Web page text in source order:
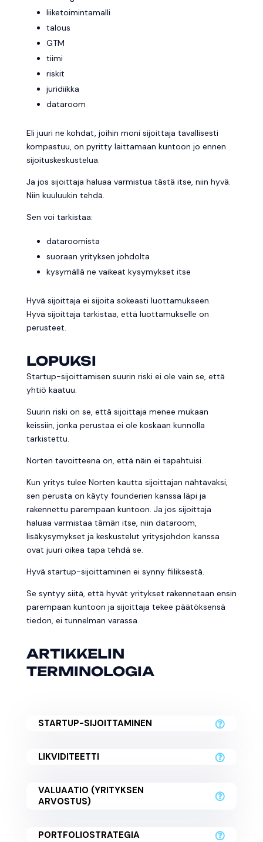
liiketoimintamalli
talous
GTM
tiimi
riskit
juridiikka
dataroom
Eli juuri ne kohdat, joihin moni sijoittaja tavallisesti
kompastuu, on pyritty laittamaan kuntoon jo ennen
sijoituskeskustelua.
Ja jos sijoittaja haluaa varmistua tästä itse, niin hyvä.
Niin kuuluukin tehdä.
Sen voi tarkistaa:
dataroomista
suoraan yrityksen johdolta
kysymällä ne vaikeat kysymykset itse
Hyvä sijoittaja ei sijoita sokeasti luottamukseen.
Hyvä sijoittaja tarkistaa, että luottamukselle on
perusteet.
LOPUKSI
Startup-sijoittamisen suurin riski ei ole vain se, että
yhtiö kaatuu.
Suurin riski on se, että sijoittaja menee mukaan
keissiin, jonka perustaa ei ole koskaan kunnolla
tarkistettu.
Norten tavoitteena on, että näin ei tapahtuisi.
Kun yritys tulee Norten kautta sijoittajan nähtäväksi,
sen perusta on käyty founderien kanssa läpi ja
rakennettu parempaan kuntoon. Ja jos sijoittaja
haluaa varmistaa tämän itse, niin dataroom,
lisäkysymykset ja keskustelut yritysjohdon kanssa
ovat juuri oikea tapa tehdä se.
Hyvä startup-sijoittaminen ei synny fiiliksestä.
Se syntyy siitä, että hyvät yritykset rakennetaan ensin
parempaan kuntoon ja sijoittaja tekee päätöksensä
tiedon, ei tunnelman varassa.
ARTIKKELIN
TERMINOLOGIA
STARTUP-SIJOITTAMINEN
LIKVIDITEETTI
VALUAATIO (YRITYKSEN
ARVOSTUS)
PORTFOLIOSTRATEGIA